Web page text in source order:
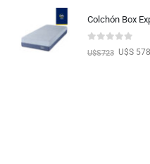
Colchón Box
out of 5
U$S723 U$S 578